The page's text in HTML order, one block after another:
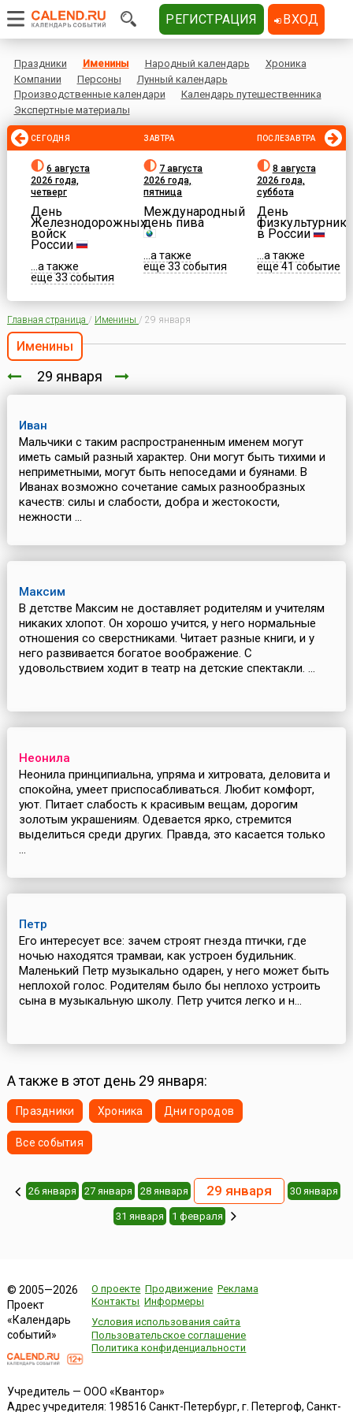
Праздники Именины Народный календарь
Хроника
Компании
Персоны
Лунный календарь
Производственные календари
Календарь путешественника
Экспертные материалы
СЕГОДНЯ
6 августа
2026 года,
четверг
День
Железнодорожных
войск
России
...а также
еще 33 события
ЗАВТРА
7 августа
2026 года,
пятница
Международный
день пива
...а также
еще 33 события
ПОСЛЕЗАВТРА
8 августа
2026 года,
суббота
День
физкультурника
в России
...а также
еще 41 событие
Главная страница / Именины / 29 января
Именины
29 января
Иван
Мальчики с таким распространенным именем могут
иметь самый разный характер. Они могут быть тихими и
неприметными, могут быть непоседами и буянами. В
Иванах возможно сочетание самых разнообразных
качеств: силы и слабости, добра и жестокости,
нежности ...
Максим
В детстве Максим не доставляет родителям и учителям
никаких хлопот. Он хорошо учится, у него нормальные
отношения со сверстниками. Читает разные книги, и у
него развивается богатое воображение. С
удовольствием ходит в театр на детские спектакли. ...
Неонила
Неонила принципиальна, упряма и хитровата, деловита и
спокойна, умеет приспосабливаться. Любит комфорт,
уют. Питает слабость к красивым вещам, дорогим
золотым украшениям. Одевается ярко, стремится
выделиться среди других. Правда, это касается только
...
Петр
Его интересует все: зачем строят гнезда птички, где
ночью находятся трамваи, как устроен будильник.
Маленький Петр музыкально одарен, у него может быть
неплохой голос. Родителям было бы неплохо устроить
сына в музыкальную школу. Петр учится легко и н...
А также в этот день 29 января:
Праздники Хроника Дни городов
Все события
26 января 27 января 28 января 29 января 30 января
31 января 1 февраля
© 2005—2026
Проект
«Календарь
событий»
О проекте Продвижение Реклама
Контакты Информеры
Условия использования сайта
Пользовательское соглашение
Политика конфиденциальности
Учредитель — ООО «Квантор»
Адрес учредителя: 198516 Санкт-Петербург, г. Петергоф, Санкт-
РЕГИСТРАЦИЯ ВХОД